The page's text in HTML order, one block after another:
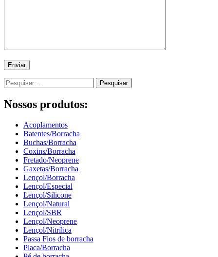
Pesquisar
por:
Nossos produtos:
Acoplamentos
Batentes/Borracha
Buchas/Borracha
Coxins/Borracha
Fretado/Neoprene
Gaxetas/Borracha
Lençol/Borracha
Lençol/Especial
Lençol/Silicone
Lençol/Natural
Lençol/SBR
Lençol/Neoprene
Lençol/Nitrílica
Passa Fios de borracha
Placa/Borracha